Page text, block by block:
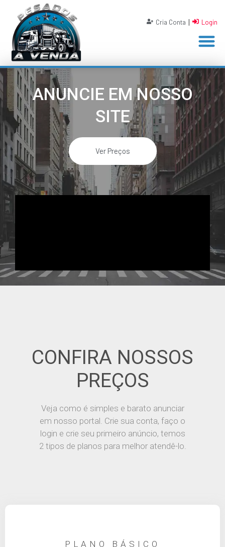
Cria Conta | Login
ANUNCIE EM NOSSO
SITE
Ver Preços
CONFIRA NOSSOS
PREÇOS
Veja como é simples e barato anunciar
em nosso portal. Crie sua conta, faço o
login e crie seu primeiro anúncio, temos
2 tipos de planos para melhor atendê-lo.
PLANO BÁSICO